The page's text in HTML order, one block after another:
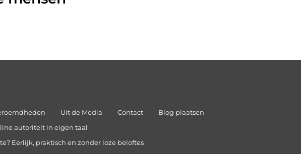
Uit de Media Contact
Blog plaatsen
autoriteit in eigen taal
Eerlijk, praktisch en zonder loze beloftes